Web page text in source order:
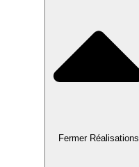
Fermer Réalisations